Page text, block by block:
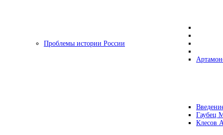
Проблемы истории России
Гаубец
Клесов